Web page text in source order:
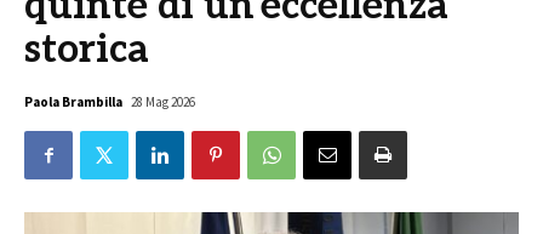
storica
Paola Brambilla 28 Mag 2026